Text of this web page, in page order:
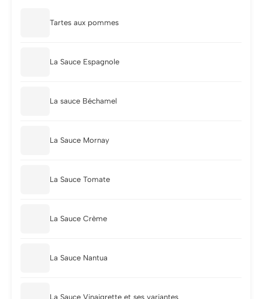
Tartes aux pommes
La Sauce Espagnole
La sauce Béchamel
La Sauce Mornay
La Sauce Tomate
La Sauce Crème
La Sauce Nantua
La Sauce Vinaigrette et ses variantes